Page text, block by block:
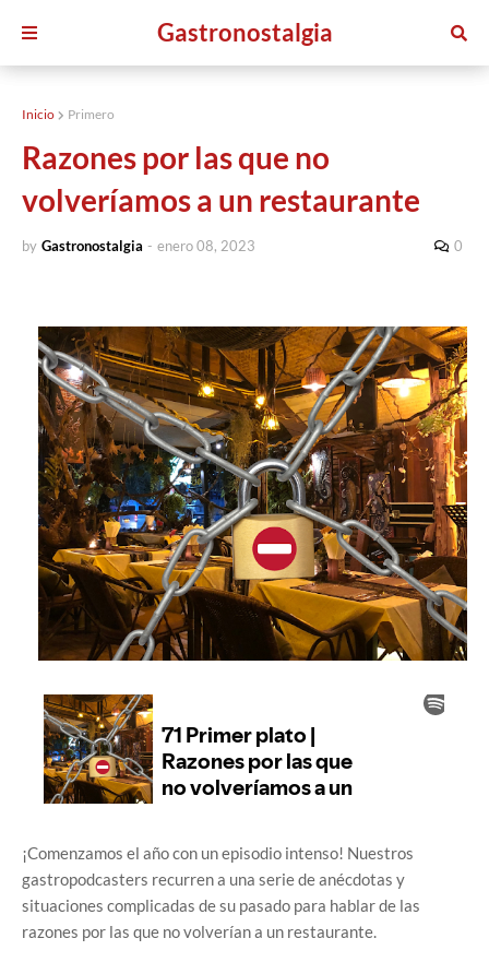
Gastronostalgia
Inicio Primero
Razones por las que no
volveríamos a un restaurante
by Gastronostalgia - enero 08, 2023 0
¡Comenzamos el año con un episodio intenso! Nuestros
gastropodcasters recurren a una serie de anécdotas y
situaciones complicadas de su pasado para hablar de las
razones por las que no volverían a un restaurante.